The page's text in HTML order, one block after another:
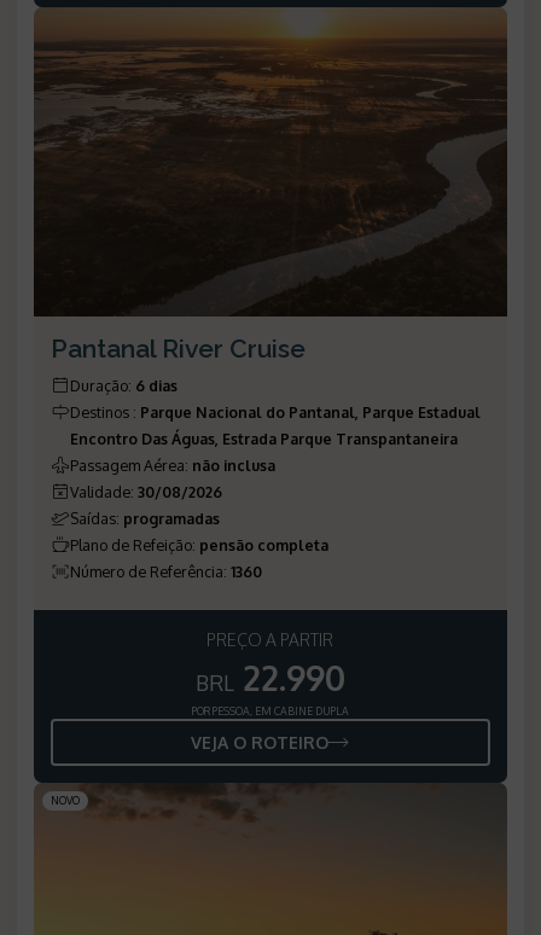
Pantanal River Cruise
Duração: 6 dias
Destinos : Parque Nacional do Pantanal, Parque Estadual
Encontro Das Águas, Estrada Parque Transpantaneira
Passagem Aérea: não inclusa
Validade: 30/08/2026
Saídas: programadas
Plano de Refeição: pensão completa
Número de Referência: 1360
PREÇO A PARTIR
BRL 22.990
POR PESSOA, EM CABINE DUPLA
VEJA O ROTEIRO
NOVO